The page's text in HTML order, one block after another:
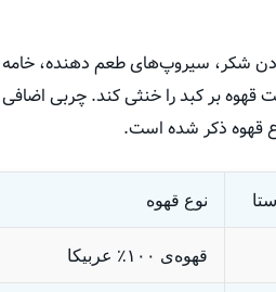
شکر، سیروپ‌های طعم‌ دهنده، خامه
قهوه بر کبد را خنثی کند. چربی اضافی
قهوه ذکر شده است.
نوع قهوه
قهوه‌ی ۱۰۰٪ عربیکا